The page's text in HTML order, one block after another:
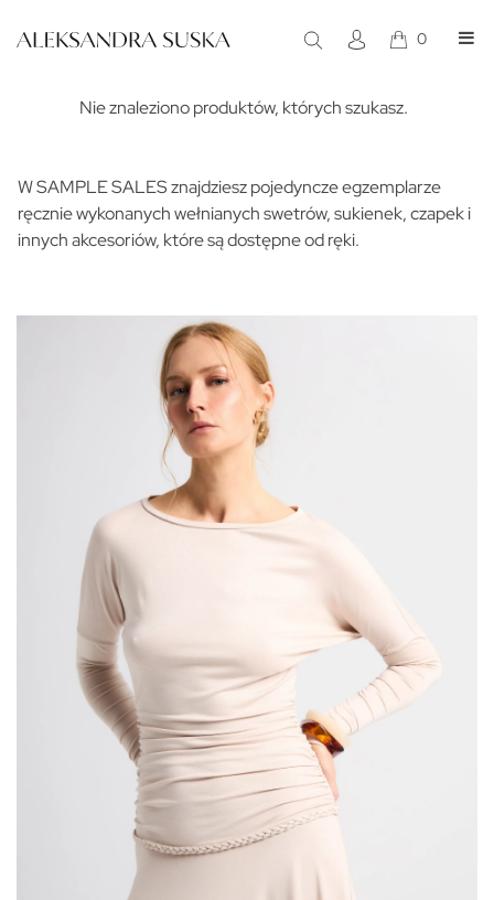
0
Sample Sales
Nie znaleziono produktów, których szukasz.
W SAMPLE SALES znajdziesz pojedyncze egzemplarze
ręcznie wykonanych wełnianych swetrów, sukienek, czapek i
innych akcesoriów, które są dostępne od ręki.